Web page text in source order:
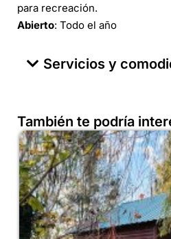
para recreación.
Abierto: Todo el año
Servicios y
También te podría